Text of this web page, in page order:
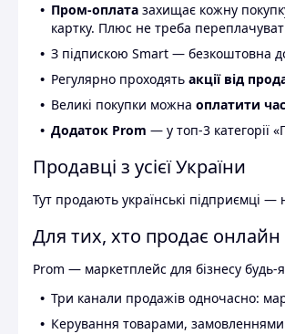
Пром-оплата захищає кожну
картку. Плюс не треба
З підпискою Smart — безкоштовна
Регулярно проходять акції від
Великі покупки можна оплатити
Додаток Prom — у топ-3 категорії
Продавці з усієї України
Тут продають українські підприємці —
Для тих, хто продає онлайн
Prom — маркетплейс для бізнесу будь-
Три канали продажів одночасно:
Керування товарами, замовленнями